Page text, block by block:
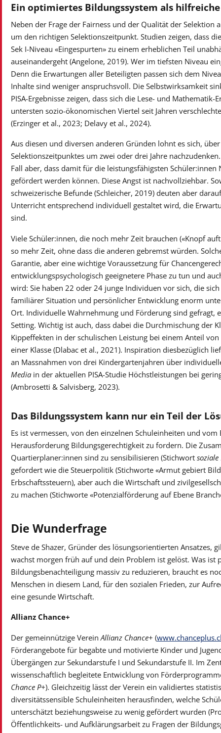
Ein optimiertes Bildungssystem als
Neben der Frage der Fairness und der Qualität der Selektion
um den richtigen Selektionszeitpunkt. Studien zeigen, dass
Sek I-Niveau «Eingespurten» zu einem erheblichen Teil
auseinandergeht (Angelone, 2019). Wer im tiefsten Niveau
Denn die Erwartungen aller Beteiligten passen sich dem
Inhalte sind weniger anspruchsvoll. Die Selbstwirksamkeit
PISA-Ergebnisse zeigen, dass sich die Lese- und
untersten sozio-ökonomischen Viertel seit Jahren
(Erzinger et al., 2023; Delavy et al., 2024).
Aus diesen und diversen anderen Gründen lohnt es sich,
Selektionszeitpunktes um zwei oder drei Jahre
Fall aber, dass damit für die leistungsfähigsten
gefördert werden können. Diese Angst ist nachvollziehbar.
schweizerische Befunde (Schleicher, 2019) deuten aber
Unterricht entsprechend individuell gestaltet wird, die
sind.
Viele Schüler:innen, die noch mehr Zeit brauchen («Knopf
so mehr Zeit, ohne dass die anderen gebremst würden.
Garantie, aber eine wichtige Voraussetzung für
entwicklungspsychologisch geeignetere Phase zu tun und
wird: Sie haben 22 oder 24 junge Individuen vor sich, die
familiärer Situation und persönlicher Entwicklung enorm
Ort. Individuelle Wahrnehmung und Förderung sind gefragt,
Setting. Wichtig ist auch, dass dabei die Durchmischung der
Kippeffekten in der schulischen Leistung bei einem Anteil
einer Klasse (Dlabac et al., 2021). Inspiration diesbezüglich
an Massnahmen von drei Kindergartenjahren über
Mediain der aktuellen PISA-Studie Höchstleistungen bei
(Ambrosetti & Salvisberg, 2023).
Das Bildungssystem kann nur ein Teil der
Es ist vermessen, von den einzelnen Schuleinheiten und
Herausforderung Bildungsgerechtigkeit zu fordern. Die
Quartierplaner:innen sind zu sensibilisieren (Stichwort
gefordert wie die Steuerpolitik (Stichworte «Armut gebiert
Erbschaftssteuern), aber auch die Wirtschaft und
zu machen (Stichworte «Potenzialförderung auf Ebene
Die Wunderfrage
Steve de Shazer, Gründer des lösungsorientierten Ansatzes,
wachst morgen früh auf und dein Problem ist gelöst. Was ist
Bildungsbenachteiligung massiv zu reduzieren, braucht es
Menschen in diesem Land, für den sozialen Frieden, zur
eine gesunde Wirtschaft.
Allianz Chance+
Der gemeinnützige Verein Allianz Chance+ (
Förderangebote für begabte und motivierte Kinder und
Übergängen zur Sekundarstufe I und Sekundarstufe II. Im
wissenschaftlich begleitete Entwicklung von
Chance P+). Gleichzeitig lässt der Verein ein validiertes
diversitätssensible Schuleinheiten herausfinden, welche
unterschätzt beziehungsweise zu wenig gefördert wurden
Öffentlichkeits- und Aufklärungsarbeit zu Fragen der